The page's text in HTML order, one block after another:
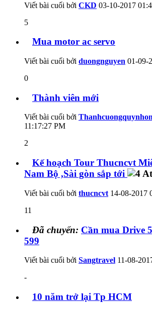
Viết bài cuối bởi CKD 03-10-2017
5
Mua motor ac servo
Viết bài cuối bởi duongnguyen 01-09-
0
Thành viên mới
Viết bài cuối bởi
11:17:27 PM
2
Kế hoạch Tour Thucncvt
Nam Bộ ,Sài gòn sắp tới
Viết bài cuối bởi thucncvt 14-08-2017
11
Đã chuyển: Cần mua Drive
599
Viết bài cuối bởi Sangtravel 11-08-
-
10 năm trở lại Tp HCM